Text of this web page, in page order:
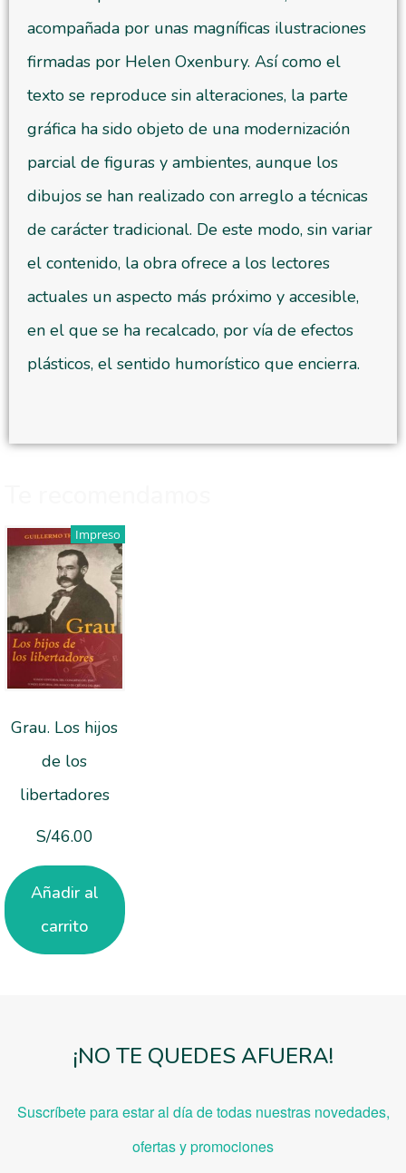
acompañada por unas magníficas ilustraciones
firmadas por Helen Oxenbury. Así como el
texto se reproduce sin alteraciones, la parte
gráfica ha sido objeto de una modernización
parcial de figuras y ambientes, aunque los
dibujos se han realizado con arreglo a técnicas
de carácter tradicional. De este modo, sin variar
el contenido, la obra ofrece a los lectores
actuales un aspecto más próximo y accesible,
en el que se ha recalcado, por vía de efectos
plásticos, el sentido humorístico que encierra.
Impreso
Grau. Los hijos
de los
libertadores
S/46.00
Añadir al
carrito
¡NO TE QUEDES AFUERA!
Suscríbete para estar al día de todas nuestras novedades,
ofertas y promociones